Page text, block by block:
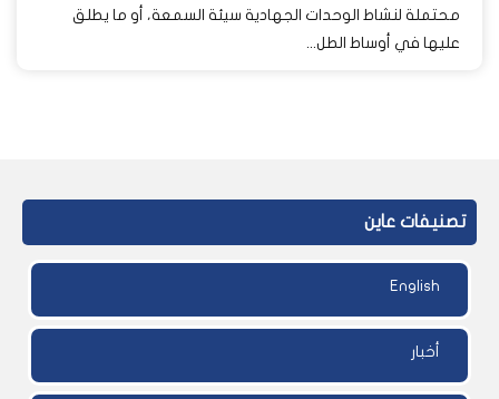
محتملة لنشاط الوحدات الجهادية سيئة السمعة، أو ما يطلق
عليها في أوساط الطل...
تصنيفات عاين
English
أخبار